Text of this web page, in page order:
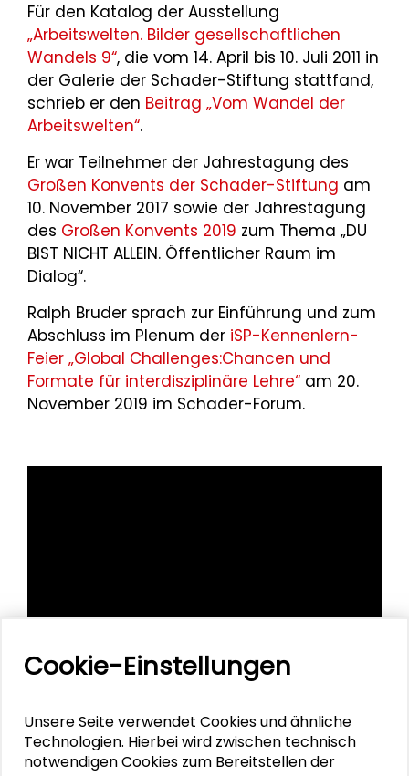
Für den Katalog der Ausstellung
„Arbeitswelten. Bilder gesellschaftlichen
Wandels 9“, die vom 14. April bis 10. Juli 2011 in
der Galerie der Schader-Stiftung stattfand,
schrieb er den Beitrag „Vom Wandel der
Arbeitswelten“.
Er war Teilnehmer der Jahrestagung des
Großen Konvents der Schader-Stiftung am
10. November 2017 sowie der Jahrestagung
des Großen Konvents 2019 zum Thema „DU
BIST NICHT ALLEIN. Öffentlicher Raum im
Dialog“.
Ralph Bruder sprach zur Einführung und zum
Abschluss im Plenum der iSP-Kennenlern-
Feier „Global Challenges:Chancen und
Formate für interdisziplinäre Lehre“ am 20.
November 2019 im Schader-Forum.
Cookie-Einstellungen
Unsere Seite verwendet Cookies und ähnliche
Technologien. Hierbei wird zwischen technisch
notwendigen Cookies zum Bereitstellen der